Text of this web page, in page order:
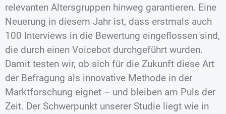
relevanten Altersgruppen hinweg garantieren. Eine
Neuerung in diesem Jahr ist, dass erstmals auch
100 Interviews in die Bewertung eingeflossen sind,
die durch einen Voicebot durchgeführt wurden.
Damit testen wir, ob sich für die Zukunft diese Art
der Befragung als innovative Methode in der
Marktforschung eignet – und bleiben am Puls der
Zeit. Der Schwerpunkt unserer Studie liegt wie in